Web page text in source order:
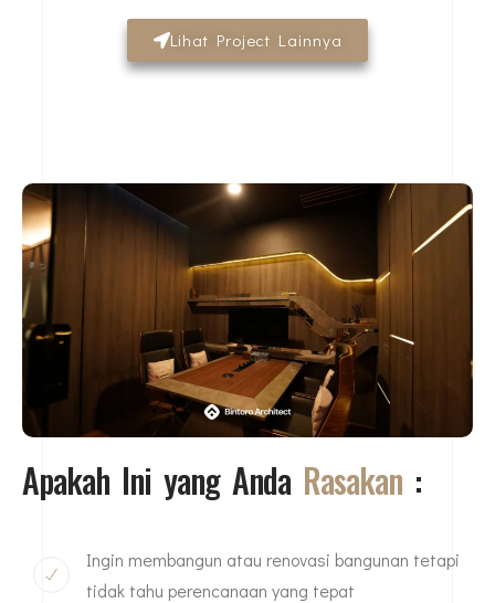
Lihat Project Lainnya
Apakah Ini yang Anda Rasakan :
Ingin membangun atau renovasi bangunan tetapi
tidak tahu perencanaan yang tepat